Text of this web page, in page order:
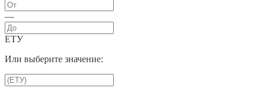
—
ЕТУ
Или выберите значение: